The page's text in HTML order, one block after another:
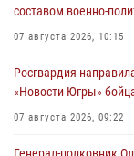
составом военно-
07 августа 2026, 10:15
Росгвардия
«Новости Югры»
07 августа 2026, 09:22